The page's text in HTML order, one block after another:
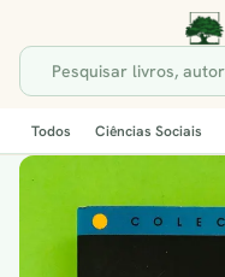
Todos Ciências Sociais